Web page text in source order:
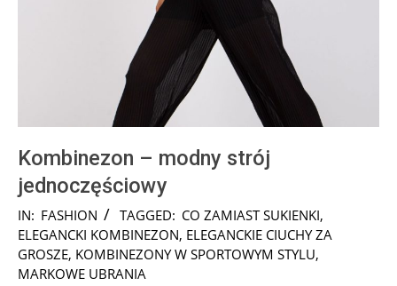
Kombinezon – modny strój
jednoczęściowy
2025-
07-
18
IN: FASHION TAGGED: CO ZAMIAST SUKIENKI,
ELEGANCKI KOMBINEZON, ELEGANCKIE CIUCHY ZA
GROSZE, KOMBINEZONY W SPORTOWYM STYLU,
MARKOWE UBRANIA